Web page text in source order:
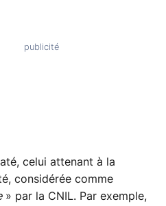
celui attenant à la
considérée comme
» par la CNIL. Par exemple,